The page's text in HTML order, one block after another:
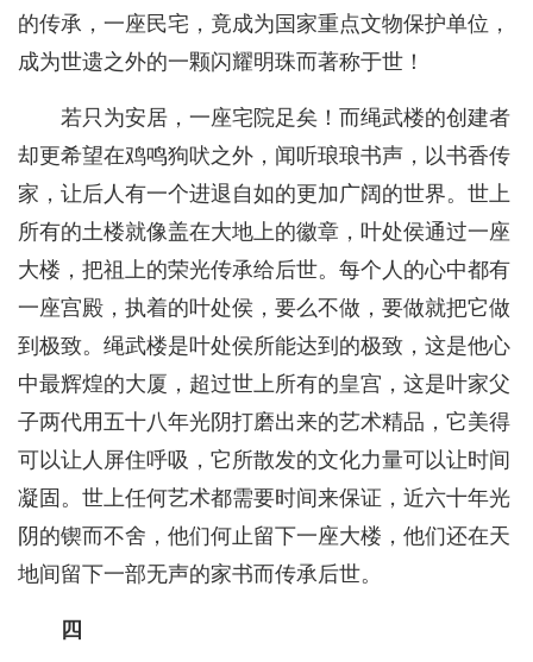
的传承，一座民宅，竟成为国家重点文物保护单位，
成为世遗之外的一颗闪耀明珠而著称于世！
若只为安居，一座宅院足矣！而绳武楼的创建者
却更希望在鸡鸣狗吠之外，闻听琅琅书声，以书香传
家，让后人有一个进退自如的更加广阔的世界。世上
所有的土楼就像盖在大地上的徽章，叶处侯通过一座
大楼，把祖上的荣光传承给后世。每个人的心中都有
一座宫殿，执着的叶处侯，要么不做，要做就把它做
到极致。绳武楼是叶处侯所能达到的极致，这是他心
中最辉煌的大厦，超过世上所有的皇宫，这是叶家父
子两代用五十八年光阴打磨出来的艺术精品，它美得
可以让人屏住呼吸，它所散发的文化力量可以让时间
凝固。世上任何艺术都需要时间来保证，近六十年光
阴的锲而不舍，他们何止留下一座大楼，他们还在天
地间留下一部无声的家书而传承后世。
四